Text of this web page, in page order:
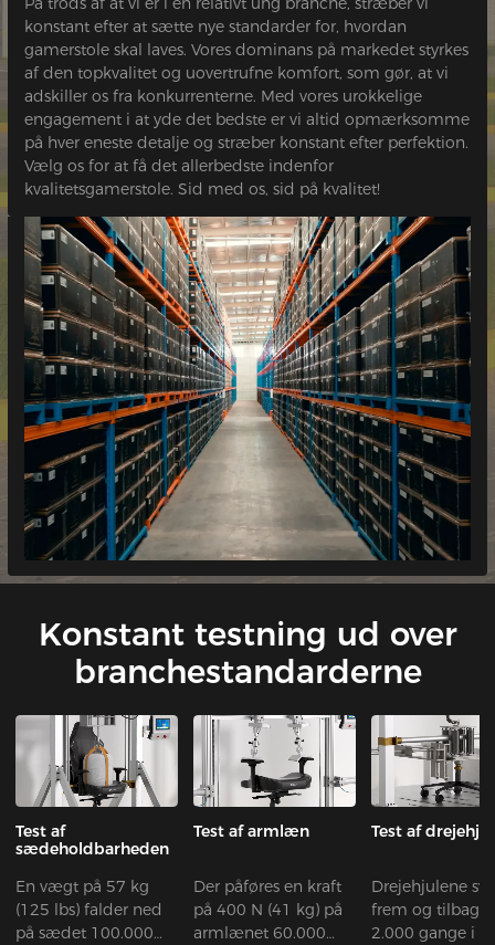
konstant efter at sætte nye standarder for, hvordan
gamerstole skal laves. Vores dominans på markedet styrkes
af den topkvalitet og uovertrufne komfort, som gør, at vi
adskiller os fra konkurrenterne. Med vores urokkelige
engagement i at yde det bedste er vi altid opmærksomme
på hver eneste detalje og stræber konstant efter perfektion.
Vælg os for at få det allerbedste indenfor
kvalitetsgamerstole. Sid med os, sid på kvalitet!
Konstant testning ud over
branchestandarderne
Test af
sædeholdbarheden
En vægt på 57 kg
(125 lbs) falder ned
på sædet 100.000
Test af armlæn
Der påføres en kraft
på 400 N (41 kg) på
armlænet 60.000
Test af drejehjul
Drejehjulene
frem og tilbage
2.000 gange i